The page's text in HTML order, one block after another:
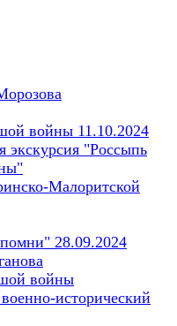
войны 11.10.2024
экскурсия "Россыпь
Малоритской
28.09.2024
войны
исторический